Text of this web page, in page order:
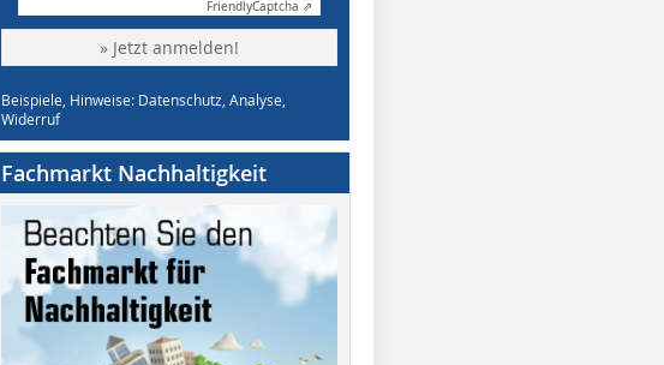
FriendlyCaptcha ⇗
» Jetzt anmelden!
Beispiele, Hinweise: Datenschutz, Analyse,
Widerruf
Fachmarkt Nachhaltigkeit